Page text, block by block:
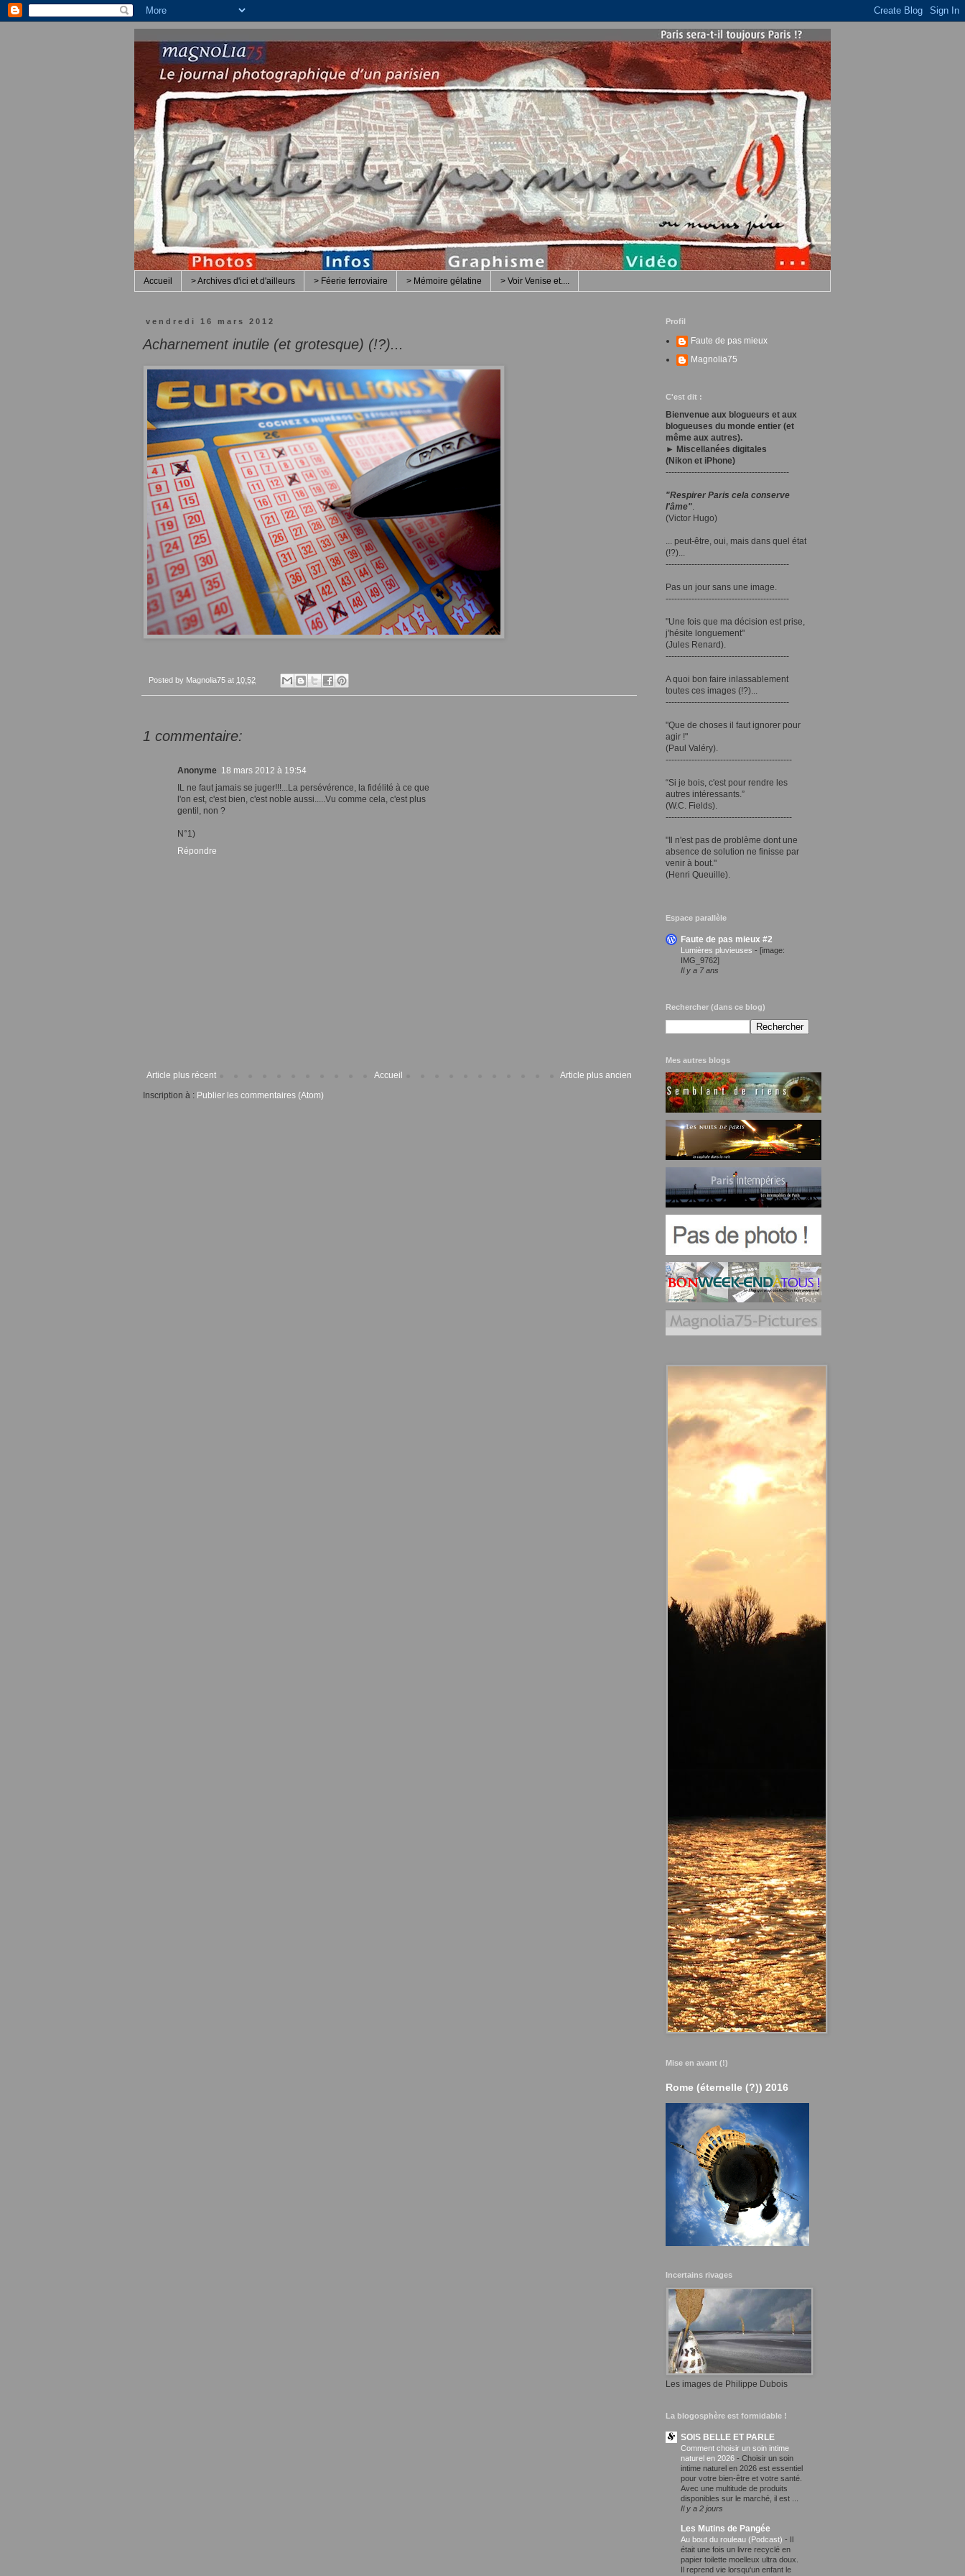
Accueil > Archives d'ici et d'ailleurs > Féerie ferroviaire > Mémoire gélatine > Voir Venise et....
vendredi 16 mars 2012
Acharnement inutile (et grotesque) (!?)...
Posted by Magnolia75 at 10:52
1 commentaire:
Anonyme 18 mars 2012 à 19:54
IL ne faut jamais se juger!!!...La persévérence, la fidélité à ce que
l'on est, c'est bien, c'est noble aussi.....Vu comme cela, c'est plus
gentil, non ?
N°1)
Répondre
Article plus récent Article plus ancien
Accueil
Inscription à : Publier les commentaires (Atom)
Profil
Faute de pas mieux
Magnolia75
C'est dit :
Bienvenue aux blogueurs et aux
blogueuses du monde entier (et
même aux autres).
► Miscellanées digitales
(Nikon et iPhone)
-------------------------------------------
"Respirer Paris cela conserve
l'âme".
(Victor Hugo)
... peut-être, oui, mais dans quel état
(!?)...
-------------------------------------------
Pas un jour sans une image.
-------------------------------------------
"Une fois que ma décision est prise,
j'hésite longuement"
(Jules Renard).
-------------------------------------------
A quoi bon faire inlassablement
toutes ces images (!?)...
-------------------------------------------
"Que de choses il faut ignorer pour
agir !"
(Paul Valéry).
--------------------------------------------
“Si je bois, c'est pour rendre les
autres intéressants.”
(W.C. Fields).
--------------------------------------------
"Il n'est pas de problème dont une
absence de solution ne finisse par
venir à bout."
(Henri Queuille).
Espace parallèle
Faute de pas mieux #2
Lumières pluvieuses - [image:
IMG_9762]
Il y a 7 ans
Rechercher (dans ce blog)
Mes autres blogs
Mise en avant (!)
Rome (éternelle (?)) 2016
Incertains rivages
Les images de Philippe Dubois
La blogosphère est formidable !
SOIS BELLE ET PARLE
Comment choisir un soin intime
naturel en 2026 - Choisir un soin
intime naturel en 2026 est essentiel
pour votre bien-être et votre santé.
Avec une multitude de produits
disponibles sur le marché, il est ...
Il y a 2 jours
Les Mutins de Pangée
Au bout du rouleau (Podcast) - Il
était une fois un livre recyclé en
papier toilette moelleux ultra doux.
Il reprend vie lorsqu'un enfant le